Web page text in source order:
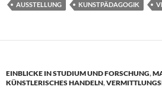
AUSSTELLUNG KUNSTPÄDAGOGIK
EINBLICKE IN STUDIUM UND FORSCHUNG,
KÜNSTLERISCHES HANDELN,